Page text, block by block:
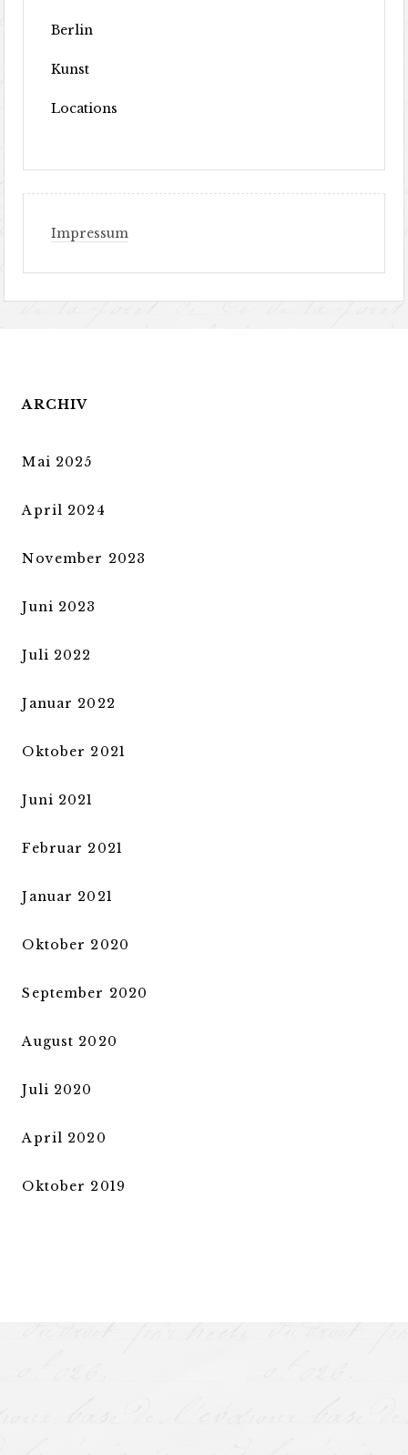
Berlin
Kunst
Locations
Impressum
ARCHIV
Mai 2025
April 2024
November 2023
Juni 2023
Juli 2022
Januar 2022
Oktober 2021
Juni 2021
Februar 2021
Januar 2021
Oktober 2020
September 2020
August 2020
Juli 2020
April 2020
Oktober 2019